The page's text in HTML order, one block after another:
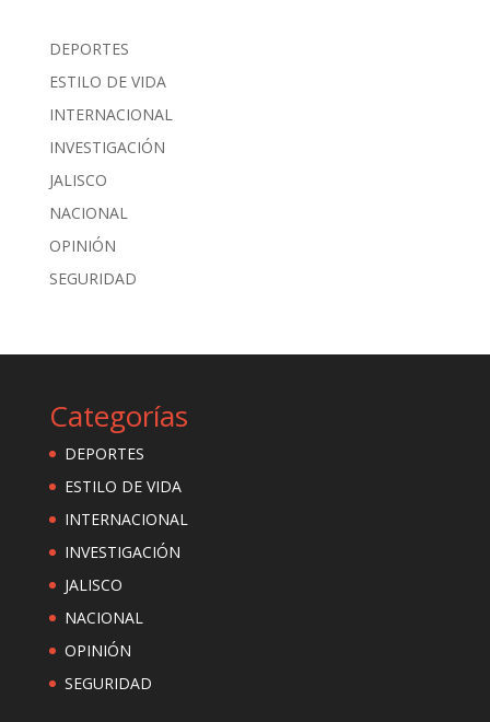
DEPORTES
ESTILO DE VIDA
INTERNACIONAL
INVESTIGACIÓN
JALISCO
NACIONAL
OPINIÓN
SEGURIDAD
Categorías
DEPORTES
ESTILO DE VIDA
INTERNACIONAL
INVESTIGACIÓN
JALISCO
NACIONAL
OPINIÓN
SEGURIDAD